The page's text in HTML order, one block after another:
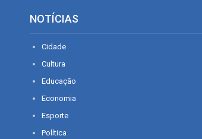
NOTÍCIAS
Cidade
Cultura
Educação
Economia
Esporte
Política